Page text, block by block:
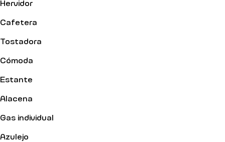
Hervidor
Cafetera
Tostadora
Cómoda
Estante
Alacena
Gas individual
Azulejo